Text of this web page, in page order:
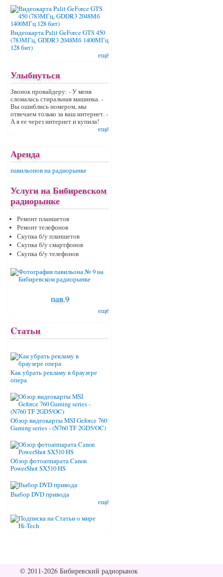
Видеокарта Palit GeForce GTS 450
(783МГц, GDDR3 2048Мб 1400МГц
128 бит)
ещё
Улыбнуться
Звонок провайдеру: - У меня
сломалась стиральная машинка. -
Вы ошиблись номером, мы
отвечаем только за ваш интернет. -
А я ее через интернет и купила!
ещё
Аренда
павильонов на радиорынке
Услуги на Бибиревском
радиорынке
Ремонт планшетов
Ремонт телефонов
Скупка б/у планшетов
Скупка б/у смартфонов
Скупка б/у телефонов
пав.9
ещё
Cтатьи
Как убрать рекламу в браузере
опера
Обзор видеокарты MSI Geforce 760
Gaming series - (N760 TF 2GD5/OC)
Обзор фотоаппарата Canon
PowerShot SX510 HS
Выбор DVD привода
ещё
© 2011-2026 Бибиревский радиорынок